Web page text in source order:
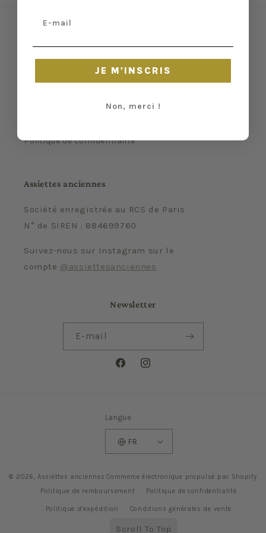
Scroll To Top
Liens utiles
Nos réponses à vos questions
Politique de confidentialité
Assiettes anciennes
Société enregistrée au RCS de Paris
N° de SIREN : 884699760
Suivez-nous sur Instagram sur le
compte @assiettesanciennes
Newsletter
E-mail
FacebookInstagram
Langue
FR
© 2026,Assiettes anciennes Commerce électronique propulsé par Shopify
Politique de remboursement
Politique de confidentialité
Politique d’expédition Conditions générales de vente
Mentions légales
JE M'INSCRIS
Non, merci !